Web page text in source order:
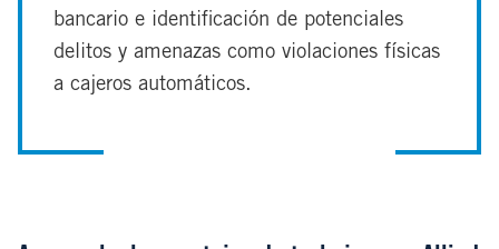
bancario e identificación de potenciales
delitos y amenazas como violaciones físicas
a cajeros automáticos.